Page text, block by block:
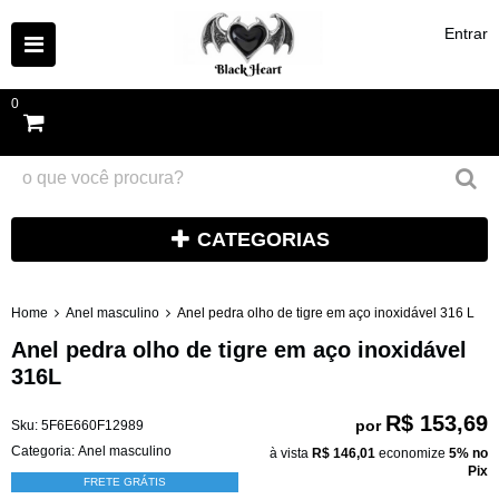
Entrar
0
CATEGORIAS
Home Anel masculino Anel pedra olho de tigre em aço inoxidável 316 L
Anel pedra olho de tigre em aço inoxidável
316L
Sku: 5F6E660F12989
Categoria: Anel masculino
FRETE GRÁTIS
por R$ 153,69
à vista R$ 146,01 economize 5% no
Pix